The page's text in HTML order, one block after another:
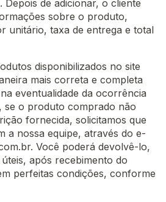
de adicionar, o cliente
sobre o produto,
unitário, taxa de entrega e total
disponibilizados no site
mais correta e completa
eventualidade da ocorrência
se o produto comprado não
fornecida, solicitamos que
a nossa equipe, através do e-
. Você poderá devolvê-lo,
após recebimento do
perfeitas condições, conforme